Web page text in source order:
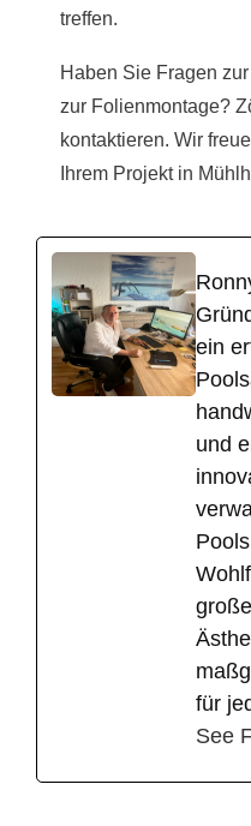
treffen.
Haben Sie Fragen
zur Folienmontage?
kontaktieren. Wir
Ihrem Projekt in
ein
und
für
See